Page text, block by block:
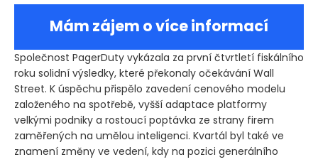
Mám zájem o více informací
Společnost PagerDuty vykázala za první čtvrtletí fiskálního
roku solidní výsledky, které překonaly očekávání Wall
Street. K úspěchu přispělo zavedení cenového modelu
založeného na spotřebě, vyšší adaptace platformy
velkými podniky a rostoucí poptávka ze strany firem
zaměřených na umělou inteligenci. Kvartál byl také ve
znamení změny ve vedení, kdy na pozici generálního